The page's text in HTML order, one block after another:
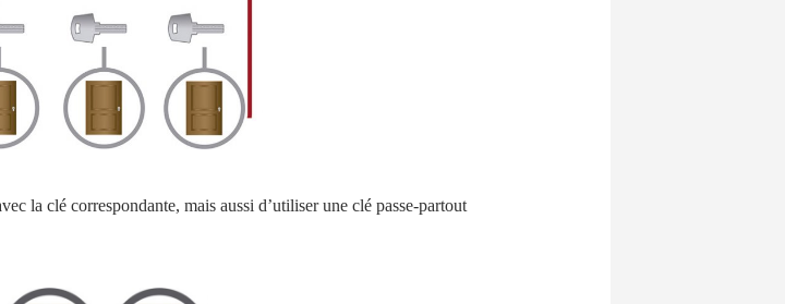
la clé correspondante, mais aussi d’utiliser une clé passe-partout